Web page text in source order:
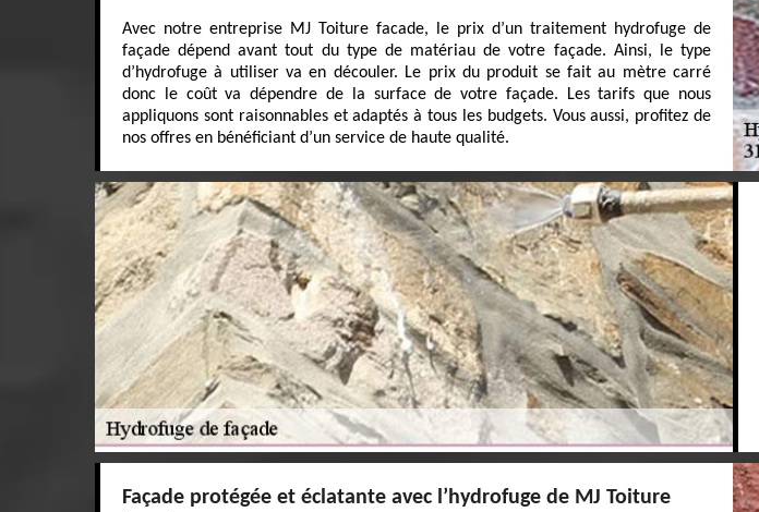
Avec notre entreprise MJ Toiture facade, le prix d’un traitement hydrofuge de
façade dépend avant tout du type de matériau de votre façade. Ainsi, le type
d’hydrofuge à utiliser va en découler. Le prix du produit se fait au mètre carré
donc le coût va dépendre de la surface de votre façade. Les tarifs que nous
appliquons sont raisonnables et adaptés à tous les budgets. Vous aussi, profitez de
nos offres en bénéficiant d’un service de haute qualité.
Façade protégée et éclatante avec l’hydrofuge de MJ Toiture